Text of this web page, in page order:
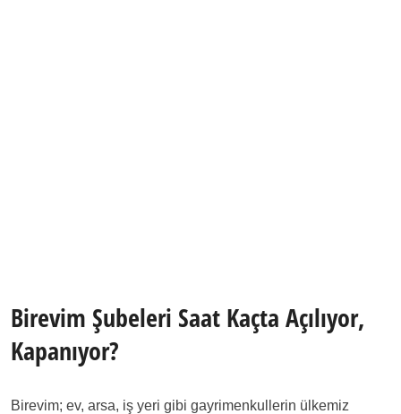
Birevim Şubeleri Saat Kaçta Açılıyor,
Kapanıyor?
Birevim; ev, arsa, iş yeri gibi gayrimenkullerin ülkemiz